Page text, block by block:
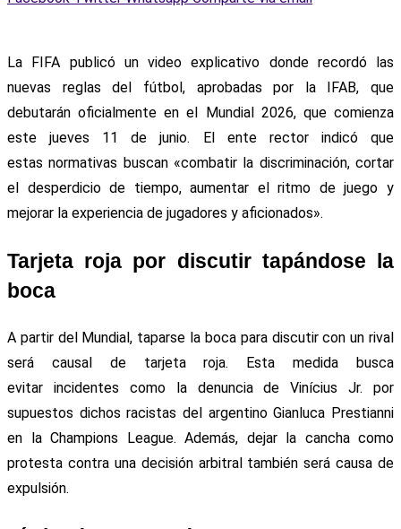
La FIFA publicó un video explicativo donde recordó las
nuevas reglas del fútbol, aprobadas por la IFAB, que
debutarán oficialmente en el Mundial 2026, que comienza
este jueves 11 de junio. El ente rector indicó que
estas normativas buscan «combatir la discriminación, cortar
el desperdicio de tiempo, aumentar el ritmo de juego y
mejorar la experiencia de jugadores y aficionados».
Tarjeta roja por discutir tapándose la
boca
A partir del Mundial, taparse la boca para discutir con un rival
será causal de tarjeta roja. Esta medida busca
evitar incidentes como la denuncia de Vinícius Jr. por
supuestos dichos racistas del argentino Gianluca Prestianni
en la Champions League. Además, dejar la cancha como
protesta contra una decisión arbitral también será causa de
expulsión.